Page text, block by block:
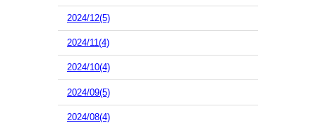
2024/12(5)
2024/11(4)
2024/10(4)
2024/09(5)
2024/08(4)